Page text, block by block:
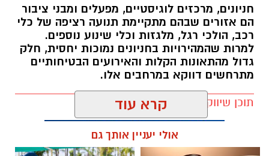
חניונים, מרכזים לוגיסטיים, מפעלים ומבני ציבור
הם אזורים שבהם מתקיימת תנועה רציפה של כלי
רכב, הולכי רגל, מלגזות וכלי שינוע נוספים.
למרות שהמהירויות בחניונים נמוכות יחסית, חלק
גדול מהתאונות הקלות והאירועים הבטיחותיים
מתרחשים דווקא במרחבים אלו.
תוכן שיווקי / 10:38 09.08.26 קרא עוד
אולי יעניין אותך גם